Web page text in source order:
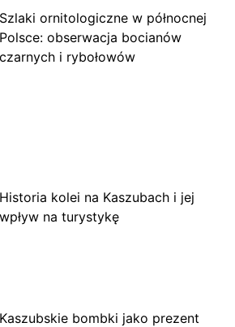
Szlaki ornitologiczne w północnej
Polsce: obserwacja bocianów
czarnych i rybołowów
Historia kolei na Kaszubach i jej
wpływ na turystykę
Kaszubskie bombki jako prezent